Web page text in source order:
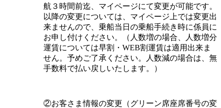
航３時間前迄、マイページにて変更が可能です。
以降の変更については、マイページ上では変更出
来ませんので、乗船当日の乗船手続き時に係員に
お申し付けください。
（人数増の場合、人数増分
運賃については早割・WEB割運賃は適用出来ま
せん。予めご了承ください。人数減の場合は、無
手数料で払い戻しいたします。）
②お客さま情報の変更（グリーン席座席番号の変